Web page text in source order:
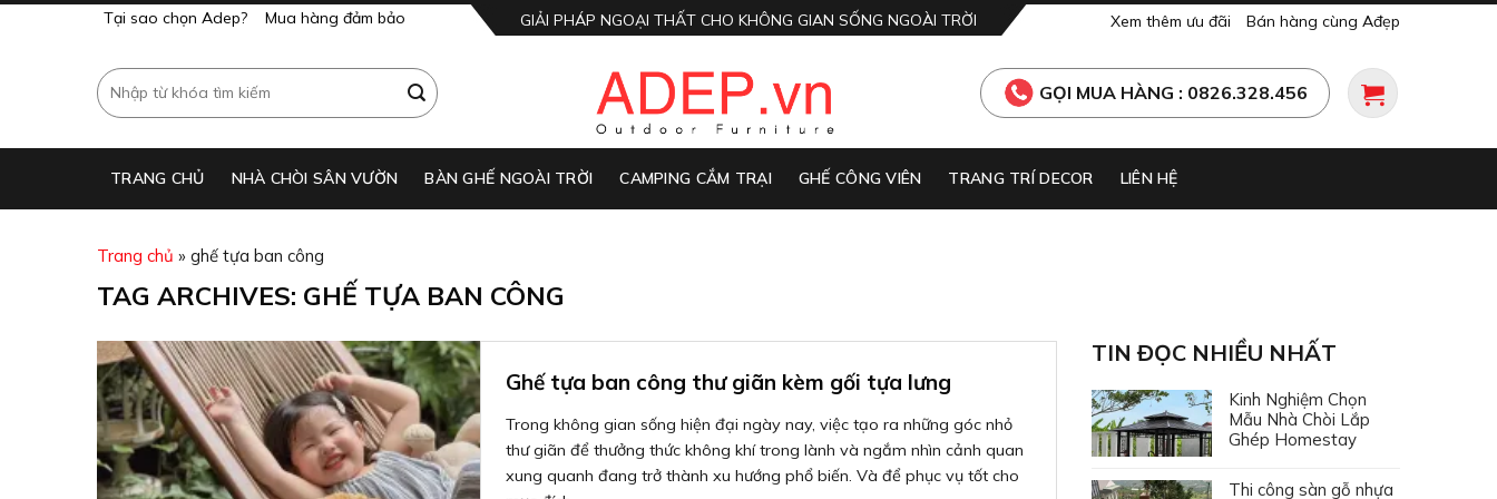
Tại sao chọn Adep? Mua hàng đảm bảo GIẢI PHÁP NGOẠI THẤT CHO KHÔNG GIAN SỐNG NGOÀI TRỜI Xem thêm ưu đãi Bán hàng cùng Ađẹp
Search
for:
GỌI MUA HÀNG : 0826.328.456
TRANG CHỦ NHÀ CHÒI SÂN VƯỜN BÀN GHẾ NGOÀI TRỜI CAMPING CẮM TRẠI GHẾ CÔNG VIÊN TRANG TRÍ DECOR LIÊN HỆ
Trang chủ » ghế tựa ban công
TAG ARCHIVES: GHẾ TỰA BAN CÔNG
Ghế tựa ban công thư giãn kèm gối tựa lưng
Trong không gian sống hiện đại ngày nay, việc tạo ra những góc nhỏ
thư giãn để thưởng thức không khí trong lành và ngắm nhìn cảnh quan
xung quanh đang trở thành xu hướng phổ biến. Và để phục vụ tốt cho
TIN ĐỌC NHIỀU NHẤT
Kinh Nghiệm Chọn
Mẫu Nhà Chòi Lắp
Ghép Homestay
Thi công sàn gỗ nhựa